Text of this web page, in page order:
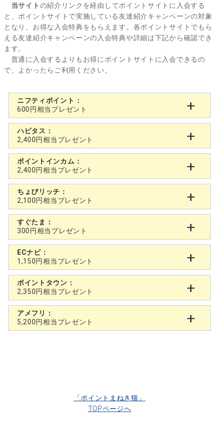
当サイト の紹介リンクを経由してポイントサイトに入会する
と、ポイントサイトで実施している友達紹介キャンペーンの対象
となり、お得な入会特典をもらえます。各ポイントサイトでもら
える友達紹介キャンペーンの入会特典や詳細は下記から確認でき
ます。
普通に入会するよりもお得にポイントサイトに入会できるの
で、よかったらご利用ください。
ニフティポイント：
600円相当プレゼント
ハピタス：
2,400円相当プレゼント
ポイントインカム：
2,400円相当プレゼント
ちょびリッチ：
2,100円相当プレゼント
すぐたま：
300円相当プレゼント
ECナビ：
1,150円相当プレゼント
ポイントタウン：
2,350円相当プレゼント
アメフリ：
5,200円相当プレゼント
「ポイントまねき猫」
TOPページへ